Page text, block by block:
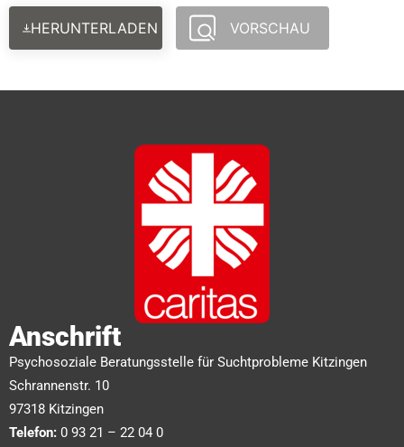
HERUNTERLADEN VORSCHAU
Anschrift
Psychosoziale Beratungsstelle für Suchtprobleme Kitzingen
Schrannenstr. 10
97318 Kitzingen
Telefon: 0 93 21 – 22 04 0